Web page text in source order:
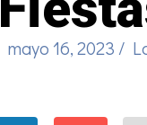
mayo 16, 2023 /